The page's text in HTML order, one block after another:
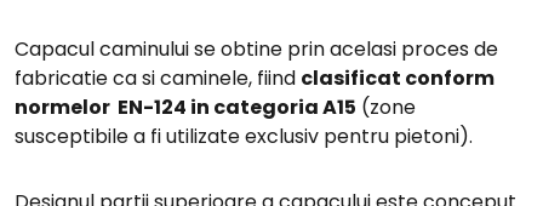
Capacul caminului se obtine prin acelasi proces de
fabricatie ca si caminele, fiind clasificat conform
normelor EN-124 in categoria A15 (zone
susceptibile a fi utilizate exclusiv pentru pietoni).